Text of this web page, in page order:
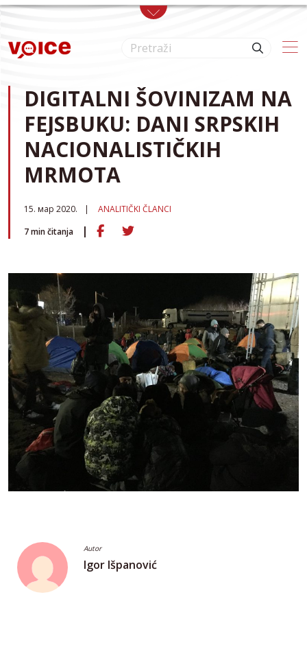
Skip to main content
DIGITALNI ŠOVINIZAM NA
FEJSBUKU: DANI SRPSKIH
NACIONALISTIČKIH
MRMOTA
15. мар 2020.
ANALITIČKI ČLANCI
7min čitanja
Autor
Igor Išpanović